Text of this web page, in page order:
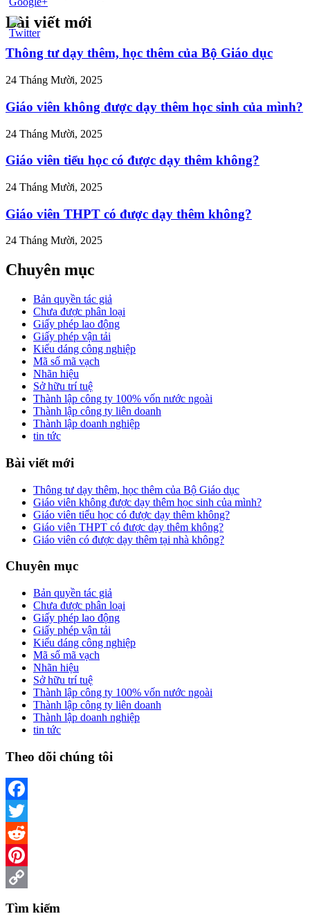
doanh-
lu-
Bài viết mới
Thông tư dạy thêm, học thêm của Bộ Giáo dục
24 Tháng Mười, 2025
Giáo viên không được dạy thêm học sinh của mình?
24 Tháng Mười, 2025
Giáo viên tiểu học có được dạy thêm không?
24 Tháng Mười, 2025
Giáo viên THPT có được dạy thêm không?
24 Tháng Mười, 2025
Chuyên mục
Bản quyền tác giả
Chưa được phân loại
Giấy phép lao động
Giấy phép vận tải
Kiểu dáng công nghiệp
Mã số mã vạch
Nhãn hiệu
Sở hữu trí tuệ
Thành lập công ty 100% vốn nước ngoài
Thành lập công ty liên doanh
Thành lập doanh nghiệp
tin tức
Bài viết mới
Thông tư dạy thêm, học thêm của Bộ Giáo dục
Giáo viên không được dạy thêm học sinh của mình?
Giáo viên tiểu học có được dạy thêm không?
Giáo viên THPT có được dạy thêm không?
Giáo viên có được dạy thêm tại nhà không?
Chuyên mục
Bản quyền tác giả
Chưa được phân loại
Giấy phép lao động
Giấy phép vận tải
Kiểu dáng công nghiệp
Mã số mã vạch
Nhãn hiệu
Sở hữu trí tuệ
Thành lập công ty 100% vốn nước ngoài
Thành lập công ty liên doanh
Thành lập doanh nghiệp
tin tức
Theo dõi chúng tôi
Facebook
Twitter
Reddit
Pinterest
Tìm kiếm